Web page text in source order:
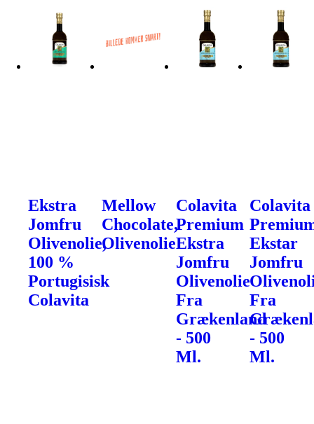
Ekstra
Jomfru
Olivenolie,
100 %
Portugisisk
Colavita
Mellow
Chocolate,
Olivenolie
Colavita
Premium
Ekstra
Jomfru
Olivenolie
Fra
Grækenland
- 500
Ml.
Colavita
Ekstar
Jomfru
Fra
- 500
Ml.